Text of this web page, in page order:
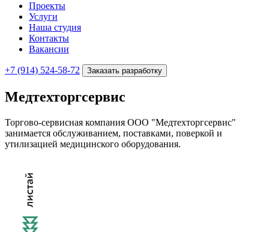
Проекты
Услуги
Наша студия
Контакты
Вакансии
+7 (914) 524-58-72 Заказать разработку
Медтехторгсервис
Торгово-сервисная компания ООО "Медтехторгсервис"
занимается обслуживанием, поставками, поверкой и
утилизацией медицинского оборудования.